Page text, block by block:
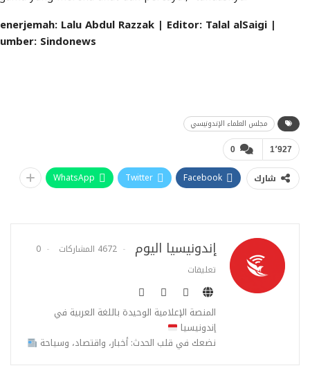
Lalu Abdul Razzak | Editor: Talal alSaigi |
Sindonews
مجلس العلماء الإندونيسي
0 1٬927
شارك Facebook
Twitter
WhatsApp
إندونيسيا اليوم 4672 المشاركات
0
تعليقات
المنصة الإعلامية الوحيدة باللغة العربية في
إندونيسيا
نضعك في قلب الحدث: أخبار، واقتصاد، وسياحة